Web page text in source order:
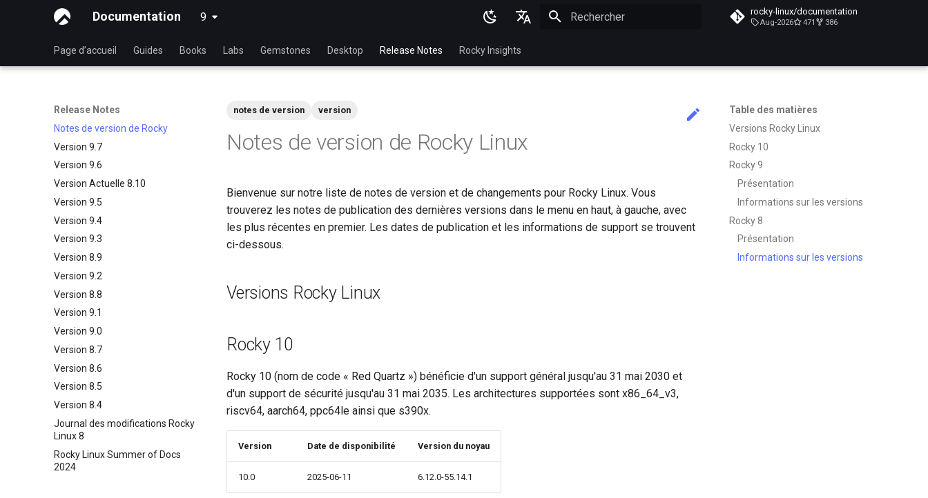
Documentation 9 latest
English
Español
日本語
한국어
rocky-linux/documentation
Aug-2026 471 386
Page d’accueil Guides Books Labs Gemstones Desktop Release Notes Rocky Insights
Release Notes
Notes de version de Rocky
Version 9.7
Version 9.6
Version Actuelle 8.10
Version 9.5
Version 9.4
Version 9.3
Version 8.9
Version 9.2
Version 8.8
Version 9.1
Version 9.0
Version 8.7
Version 8.6
Version 8.5
Version 8.4
Journal des modifications Rocky
Linux 8
Rocky Linux Summer of Docs
2024
Table des matières
Versions Rocky Linux
Rocky 10
Rocky 9
Présentation
Informations sur les versions
Rocky 8
Présentation
Informations sur les versions
notes de version version
Notes de version de Rocky Linux
Bienvenue sur notre liste de notes de version et de changements pour Rocky Linux. Vous
trouverez les notes de publication des dernières versions dans le menu en haut, à gauche, avec
les plus récentes en premier. Les dates de publication et les informations de support se trouvent
ci-dessous.
Versions Rocky Linux
Rocky 10
Rocky 10 (nom de code « Red Quartz ») bénéficie d'un support général jusqu'au 31 mai 2030 et
d'un support de sécurité jusqu'au 31 mai 2035. Les architectures supportées sont x86_64_v3,
riscv64, aarch64, ppc64le ainsi que s390x.
Version Date de disponibilité Version du noyau
10.0 2025-06-11 6.12.0-55.14.1